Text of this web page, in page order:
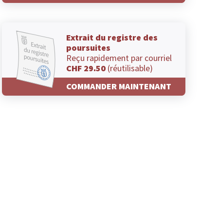
Extrait du registre des
poursuites
Reçu rapidement par courriel
CHF 29.50 (réutilisable)
COMMANDER MAINTENANT